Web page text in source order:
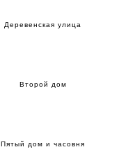
Деревенская улица
Второй дом
Пятый дом и часовня